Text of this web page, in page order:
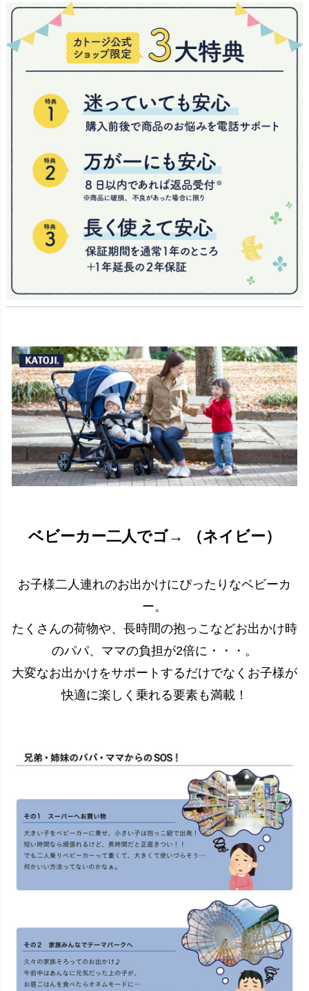
ベビーカー二人でゴ→ （ネイビー）
お子様二人連れのお出かけにぴったりなベビーカ
ー。
たくさんの荷物や、長時間の抱っこなどお出かけ時
のパパ、ママの負担が2倍に・・・。
大変なお出かけをサポートするだけでなくお子様が
快適に楽しく乗れる要素も満載！